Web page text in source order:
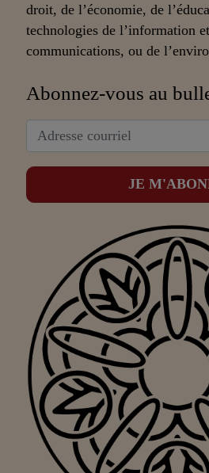
droit, de l’économie, de
technologies de l’information
communications, ou de
Abonnez-vous au